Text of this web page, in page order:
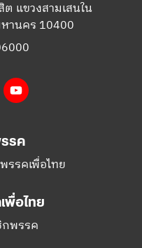
แขวงสามเสนใน
านคร 10400
Twitter
รค
รรคเพื่อไทย
พื่อไทย
พรรค